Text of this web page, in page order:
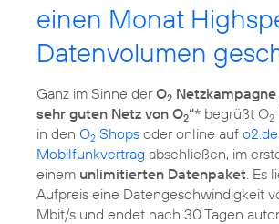
einen Monat
Datenvolumen
Ganz im Sinne derO2
sehr guten Netz von O2“* begrüßt O2
in den O2 Shops oder online auf o2.de
Mobilfunkvertrag abschließen, im
einem unlimitierten Datenpaket . Es
Aufpreis eine Datengeschwindigkeit
Mbit/s und endet nach 30 Tagen